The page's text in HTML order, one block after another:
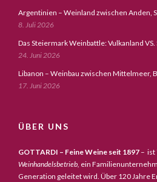
Argentinien – Weinland zwischen Anden,
8. Juli 2026
Das Steiermark Weinbattle: Vulkanland
24. Juni 2026
Libanon – Weinbau zwischen Mittelmeer,
17. Juni 2026
ÜBER UNS
GOTTARDI – Feine Weine seit 1897 – ist
Weinhandelsbetrieb, ein
Generation geleitet wird. Über 120 Jahre